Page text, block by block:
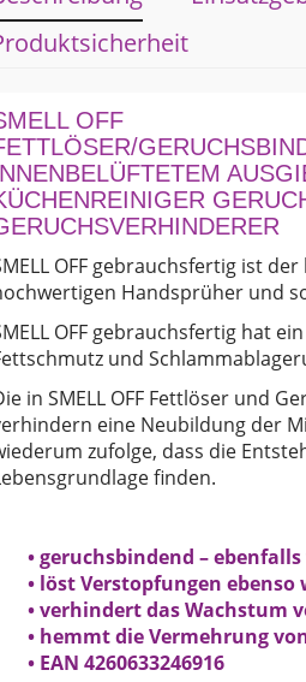
OFF
OFF gebrauchsfertig ist
Handsprüher und
OFF gebrauchsfertig hat
und
in SMELL OFF Fettlöser und
eine Neubildung der
zufolge, dass die
finden.
• geruchsbindend –
• löst Verstopfungen
• verhindert das Wachstum
• hemmt die Vermehrung
• EAN 4260633246916